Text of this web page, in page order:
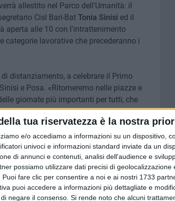
tua riservatezza è la nostra
e/o accediamo a informazioni su un dispositivo,
univoci e informazioni standard inviate da un
di annunci e contenuti, analisi dell'audience e
possiamo utilizzare dati precisi di geolocalizzazione
fare clic per consentire a noi e ai nostri 1733
puoi accedere a informazioni più dettagliate e
negare il consenso. Si rende noto che alcuni
allestito nel Parco dell'Umanità: il
Cisl Bari-Bat Tonia Sinisi ed il
aperta alle 10 con l'intrattenimento
categorie lavorative che precederanno i
distanziamento, a celebrare il Primo
e Posa. «Ritorneremo nelle piazze e
giornate più importanti per tutti, che
di ciò che non va ma anche di quali
i temi del lavoro, del sociale, del
Primo Maggio 2022» hanno aggiunto.
e lacerazione, oltre che povertà. Le armi
internazionali a garantire futuro e
in quest'occasione, insieme ai
di qualità, alla garanzia del welfare e
per contribuire ad una crescita